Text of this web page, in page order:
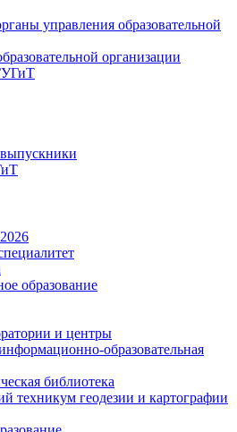
управления образовательной
организации
образование
и центры
образовательная
библиотека
техникум геодезии и картографии